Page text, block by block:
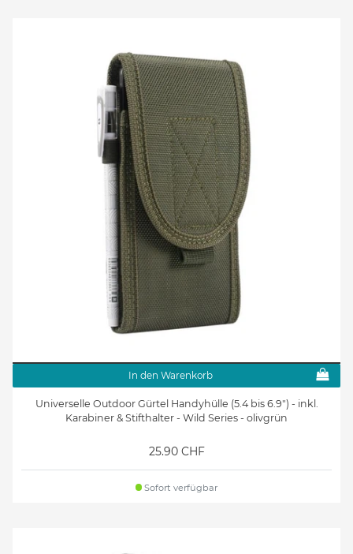
In den Warenkorb
Universelle Outdoor Gürtel Handyhülle (5.4 bis 6.9") - inkl.
Karabiner & Stifthalter - Wild Series - olivgrün
25.90 CHF
Sofort verfügbar